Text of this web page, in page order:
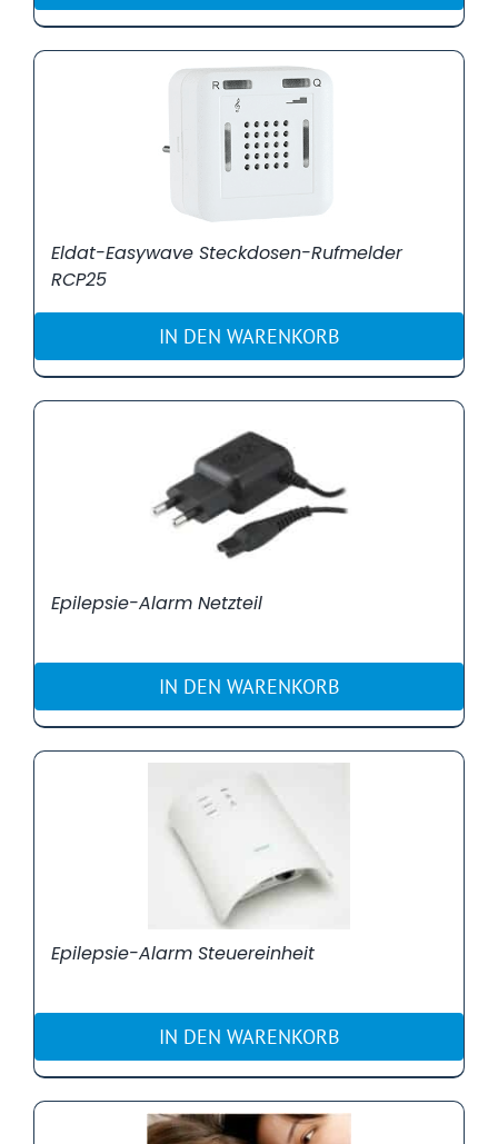
Eldat-Easywave Steckdosen-Rufmelder
RCP25
IN DEN WARENKORB
Epilepsie-Alarm Netzteil
IN DEN WARENKORB
Epilepsie-Alarm Steuereinheit
IN DEN WARENKORB